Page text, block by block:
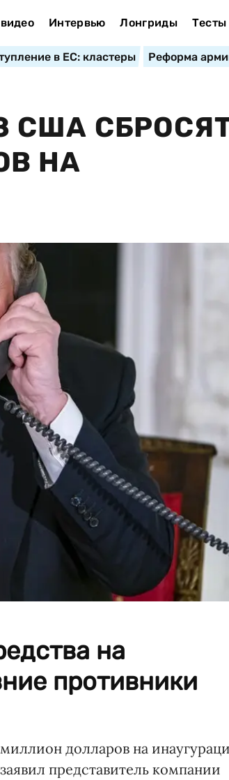
Интервью Лонгриды Тесты
в ЕС: кластеры Реформа
США
НА
на
противники
долларов на
представитель компании